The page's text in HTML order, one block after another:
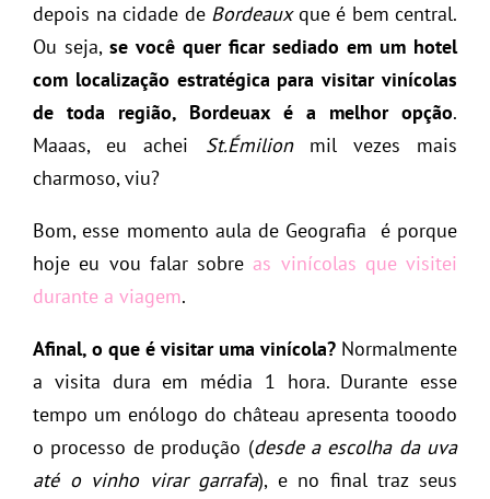
depois na cidade de Bordeauxque é bem central.
Ou seja, se você quer ficar sediado em um hotel
com localização estratégica para visitar vinícolas
de toda região, Bordeuax é a melhor opção.
Maaas, eu achei St.Émilionmil vezes mais
charmoso, viu?
Bom, esse momento aula de Geografia é porque
hoje eu vou falar sobre as vinícolas que visitei
durante a viagem.
Afinal, o que é visitar uma vinícola? Normalmente
a visita dura em média 1 hora. Durante esse
tempo um enólogo do château apresenta tooodo
o processo de produção (desde a escolha da uva
até o vinho virar garrafa), e no final traz seus